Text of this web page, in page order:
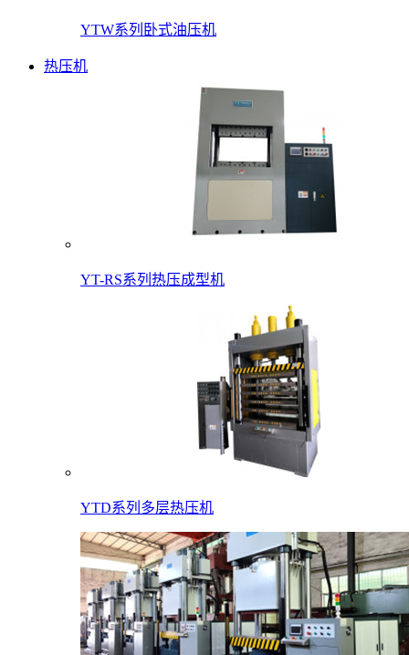
YTW系列卧式油压机
热压机
YT-RS系列热压成型机
YTD系列多层热压机